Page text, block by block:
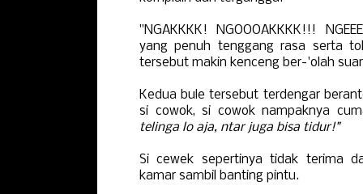
"NGAKKKK! NGOOOAKKKK!!!
yang penuh tenggang rasa serta
tersebut makin kenceng ber-'olah
Kedua bule tersebut terdengar
si cowok, si cowok nampaknya
telinga lo aja, ntar juga bisa tidur!"
Si cewek sepertinya tidak terima
kamar sambil banting pintu.